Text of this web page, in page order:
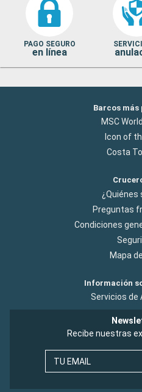
PAGO SEGURO
en línea
Barcos más
MSC
Icon of
Costa
¿Quiénes
Preguntas
Condiciones
Mapa
Información
Servicios de
Recibe nuestras
TU EMAIL